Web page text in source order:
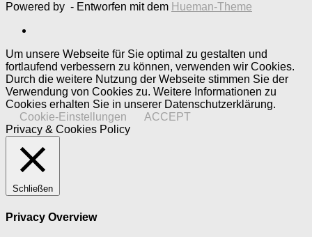
Powered by - Entworfen mit dem Hueman-Theme
Um unsere Webseite für Sie optimal zu gestalten und
fortlaufend verbessern zu können, verwenden wir Cookies.
Durch die weitere Nutzung der Webseite stimmen Sie der
Verwendung von Cookies zu. Weitere Informationen zu
Cookies erhalten Sie in unserer Datenschutzerklärung.
Cookie-Einstellungen
ACCEPT
Privacy & Cookies Policy
Schließen
Privacy Overview